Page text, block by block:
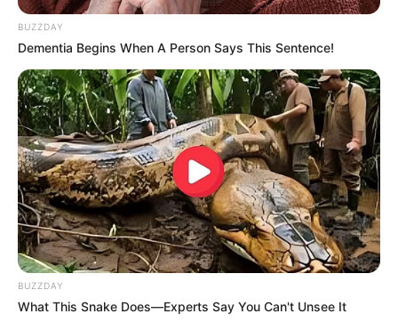
BUZZDAY
Dementia Begins When A Person Says This Sentence!
BUZZDAY
What This Snake Does—Experts Say You Can't Unsee It